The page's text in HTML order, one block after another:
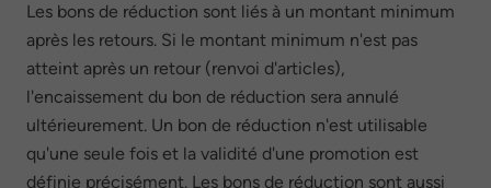
Les bons de réduction sont liés à un montant minimum
après les retours. Si le montant minimum n'est pas
atteint après un retour (renvoi d'articles),
l'encaissement du bon de réduction sera annulé
ultérieurement. Un bon de réduction n'est utilisable
qu'une seule fois et la validité d'une promotion est
définie précisément. Les bons de réduction sont aussi